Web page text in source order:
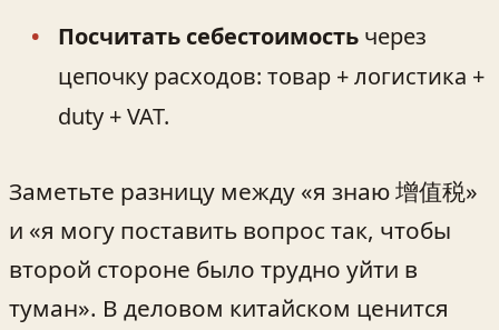
Посчитать себестоимость через
цепочку расходов: товар + логистика +
duty + VAT.
Заметьте разницу между «я знаю 增值税»
и «я могу поставить вопрос так, чтобы
второй стороне было трудно уйти в
туман». В деловом китайском ценится